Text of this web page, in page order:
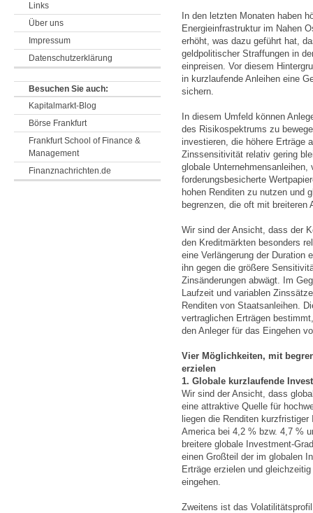
In den letzten Monaten haben
Energieinfrastruktur im Nahen
erhöht, was dazu geführt hat,
geldpolitischer Straffungen in
einpreisen. Vor diesem
in kurzlaufende Anleihen eine
sichern.
In diesem Umfeld können
des Risikospektrums zu
investieren, die höhere Erträge
Zinssensitivität relativ gering
globale
forderungsbesicherte
hohen Renditen zu nutzen und
begrenzen, die oft mit breiteren
Wir sind der Ansicht, dass der
den Kreditmärkten besonders
eine Verlängerung der Duration
ihn gegen die größere
Zinsänderungen abwägt. Im
Laufzeit und variablen
Renditen von Staatsanleihen.
vertraglichen Erträgen
den Anleger für das Eingehen
Vier Möglichkeiten, mit
erzielen
1. Globale kurzlaufende
Wir sind der Ansicht, dass
eine attraktive Quelle für
liegen die Renditen
America bei 4,2 % bzw. 4,7 %
breitere globale Investment-
einen Großteil der im globalen
Erträge erzielen und
eingehen.
Zweitens ist das
Links
Über uns
Impressum
Datenschutzerklärung
Besuchen Sie auch:
Kapitalmarkt-Blog
Börse Frankfurt
Frankfurt School of Finance &
Management
Finanznachrichten.de